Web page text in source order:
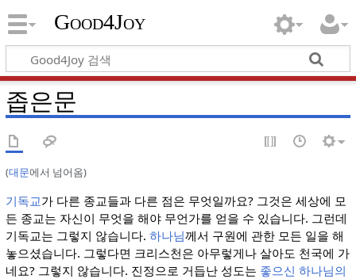
Good4Joy
좁은문
(대문에서 넘어옴)
기독교가 다른 종교들과 다른 점은 무엇일까요? 그것은 세상에 모
든 종교는 자신이 무엇을 해야 무언가를 얻을 수 있습니다. 그런데
기독교는 그렇지 않습니다. 하나님께서 구원에 관한 모든 일을 해
놓으셨습니다. 그렇다면 크리스천은 아무렇게나 살아도 천국에 가
네요? 그렇지 않습니다. 진정으로 거듭난 성도는 좋으신 하나님의